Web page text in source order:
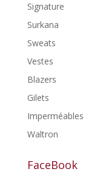
Signature
Surkana
Sweats
Vestes
Blazers
Gilets
Imperméables
Waltron
FaceBook